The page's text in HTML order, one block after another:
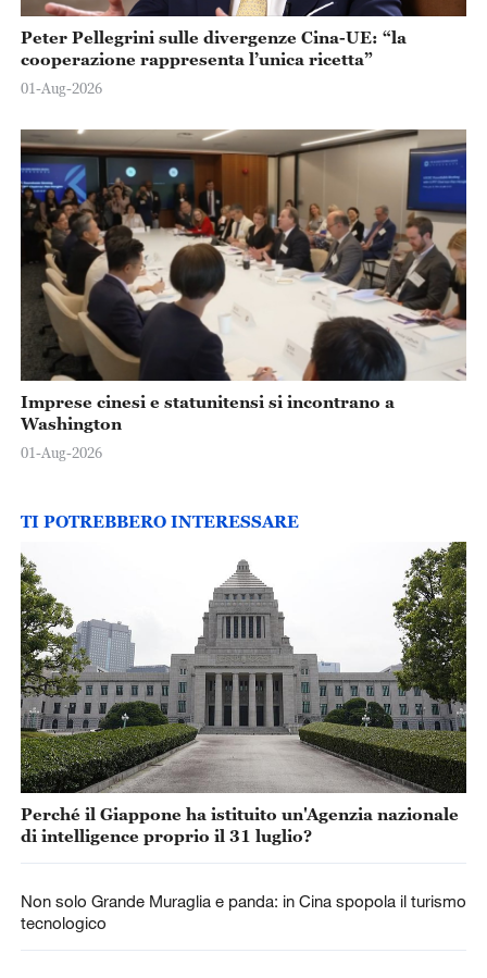
Peter Pellegrini sulle divergenze Cina-UE: “la
cooperazione rappresenta l’unica ricetta”
01-Aug-2026
Imprese cinesi e statunitensi si incontrano a
Washington
01-Aug-2026
TI POTREBBERO INTERESSARE
Perché il Giappone ha istituito un'Agenzia nazionale
di intelligence proprio il 31 luglio?
Non solo Grande Muraglia e panda: in Cina spopola il turismo
tecnologico